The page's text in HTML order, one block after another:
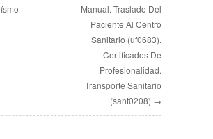
Manual. Traslado Del
Paciente Al Centro
Sanitario (uf0683).
Certificados De
Profesionalidad.
Transporte Sanitario
(sant0208) →